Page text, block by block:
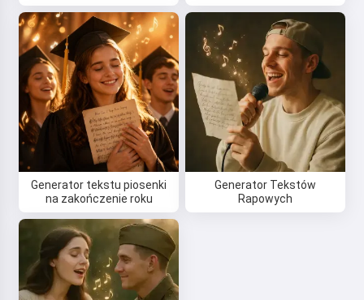
Generator tekstu piosenki
na zakończenie roku
Generator Tekstów
Rapowych